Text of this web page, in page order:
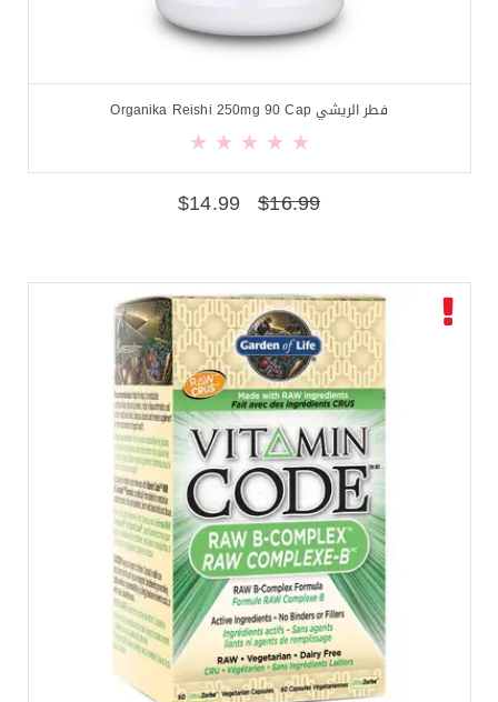
فطر الريشي Organika Reishi 250mg 90 Cap
$16.99
$14.99